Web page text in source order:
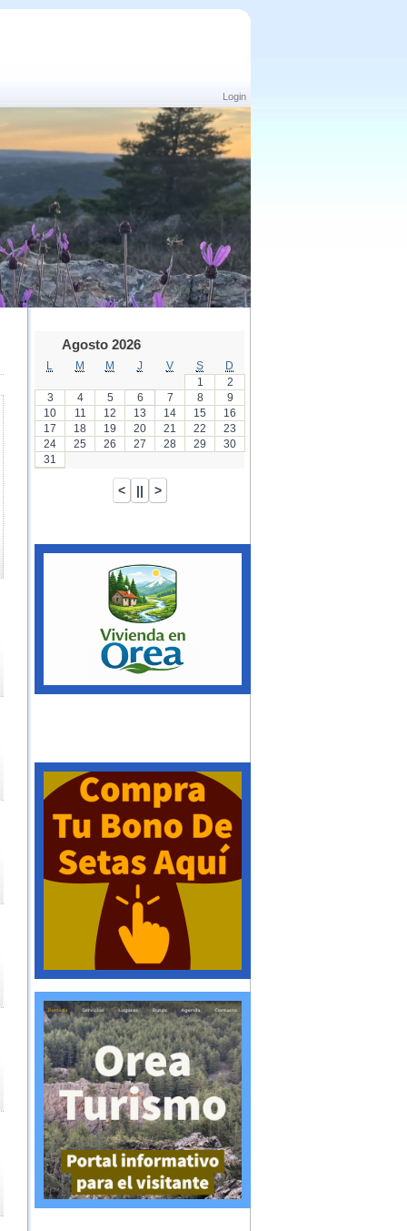
Login
Agosto 2026
M M J V S
D
1
2
3
4 5 6 7 8
9
10
11 12 13 14 15
16
17
18 19 20 21 22
23
24
25 26 27 28 29
30
31